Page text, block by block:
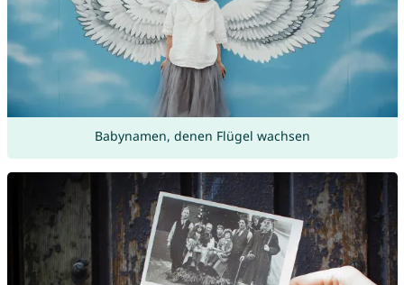
Babynamen, denen Flügel wachsen